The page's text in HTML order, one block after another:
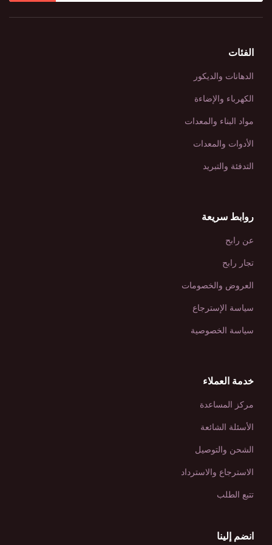
الفئات
الدهانات والديكور
الكهرباء والإضاءة
مواد البناء والمعدات
الأدوات والمعدات
التدفئة والتبريد
روابط سريعة
عن رابح
تجار رابح
العروض والخصومات
سياسة الإسترجاع
سياسة الخصوصية
خدمة العملاء
مركز المساعدة
الأسئلة الشائعة
الشحن والتوصيل
الاسترجاع والاسترداد
تتبع الطلب
انضم إلينا